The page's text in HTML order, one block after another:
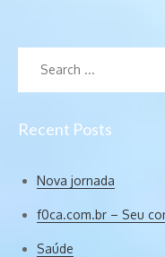
Recent Posts
Nova jornada
f0ca.com.br – Seu
Saúde